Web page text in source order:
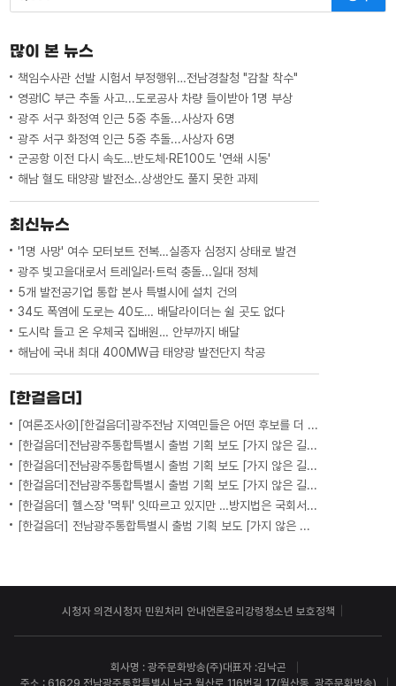
많이 본 뉴스
책임수사관 선발 시험서 부정행위…전남경찰청 "감찰 착수"
영광IC 부근 추돌 사고...도로공사 차량 들이받아 1명 부상
광주 서구 화정역 인근 5중 추돌...사상자 6명
광주 서구 화정역 인근 5중 추돌...사상자 6명
군공항 이전 다시 속도…반도체·RE100도 '연쇄 시동'
해남 혈도 태양광 발전소..상생안도 풀지 못한 과제
최신뉴스
'1명 사망' 여수 모터보트 전복…실종자 심정지 상태로 발견
광주 빛고을대로서 트레일러·트럭 충돌...일대 정체
5개 발전공기업 통합 본사 특별시에 설치 건의
34도 폭염에 도로는 40도… 배달라이더는 쉴 곳도 없다
도시락 들고 온 우체국 집배원… 안부까지 배달
해남에 국내 최대 400MW급 태양광 발전단지 착공
[한걸음더]
[여론조사④][한걸음더]광주전남 지역민들은 어떤 후보를 더 선호할까.. 변수는?
[한걸음더]전남광주통합특별시 출범 기획 보도 [가지 않은 길] 5편 프랑스 헌법에 새긴 '지방 분권'..전남광주 통합 성공 조건은?
[한걸음더]전남광주통합특별시 출범 기획 보도 [가지 않은 길] 4편 프랑스 지역 통합 10년 성적표
[한걸음더]전남광주통합특별시 출범 기획 보도 [가지 않은 길] 3편 프랑스 통합 10년 지났지만..."우린 여전히 알자스인"
[한걸음더] 헬스장 '먹튀' 잇따르고 있지만 …방지법은 국회서 낮잠
[한걸음더] 전남광주통합특별시 출범 기획 보도 [가지 않은 길] 2편 지방이 주도한 투자..'유럽 상위 5개 지역' 도약 비결은?
시청자 의견시청자 민원처리 안내언론윤리강령 청소년 보호정책
회사명 : 광주문화방송(주)대표자 :김낙곤
주소 : 61629 전남광주통합특별시 남구 월산로 116번길 17(월산동, 광주문화방송)